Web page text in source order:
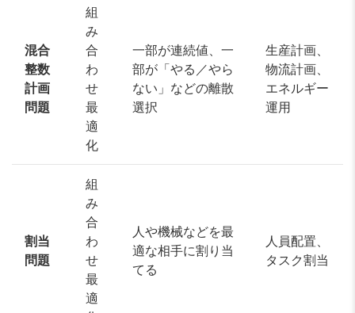
混合
整数
計画
問題
組
み
合
わ
せ
最
適
化
一部が連続値、一
部が「やる／やら
ない」などの離散
選択
生産計画、
物流計画、
エネルギー
運用
割当
問題
組
み
合
わ
せ
最
適
人や機械などを最
適な相手に割り当
てる
人員配置、
タスク割当